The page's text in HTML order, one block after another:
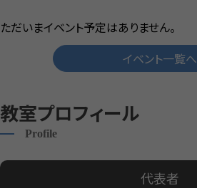
ただいまイベント予定はありません。
イベント一覧へ
教室プロフィール
Profile
代表者